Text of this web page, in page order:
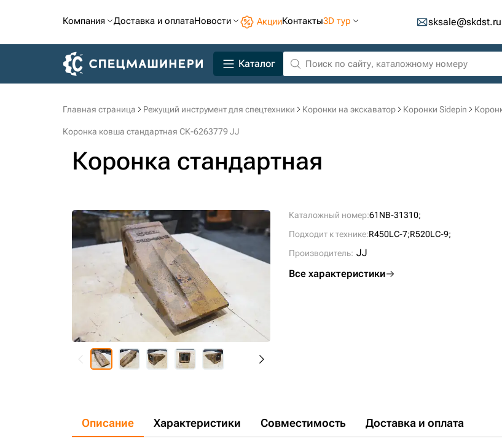
Компания Доставка и оплатаНовости АкцииКонтакты3D тур sksale@skdst.ru
Каталог
Главная страница Режущий инструмент для спецтехники Коронки на экскаватор Коронки Sidepin
Коронка ковша стандартная СК-6263779 JJ
Коронка стандартная
Каталожный номер:61NB-31310;
Подходит к технике:R450LC-7;R520LC-9;
Производитель: JJ
Все характеристики
Описание Характеристики Совместимость Доставка и оплата